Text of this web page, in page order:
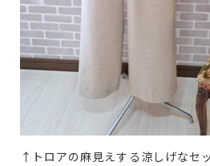
↑トロアの麻見えする涼しげなセ